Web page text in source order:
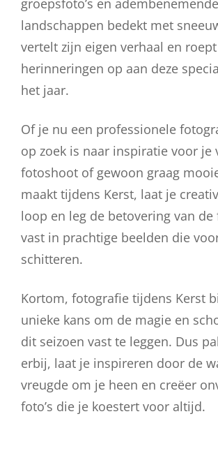
landschappen bedekt met
vertelt zijn eigen verhaal en
herinneringen op aan deze
het jaar.
Of je nu een professionele
op zoek is naar inspiratie voor je
fotoshoot of gewoon graag
maakt tijdens Kerst, laat je
loop en leg de betovering van de
vast in prachtige beelden die
schitteren.
Kortom, fotografie tijdens Kerst
unieke kans om de magie en
dit seizoen vast te leggen. Dus
erbij, laat je inspireren door de
vreugde om je heen en creëer
foto’s die je koestert voor altijd.